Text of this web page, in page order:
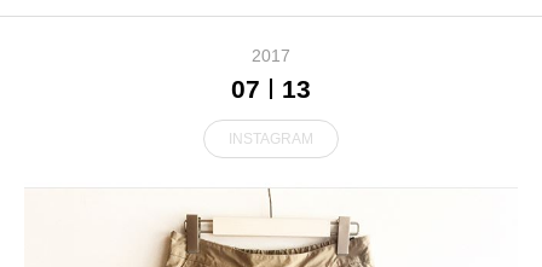
2017
07 13
INSTAGRAM